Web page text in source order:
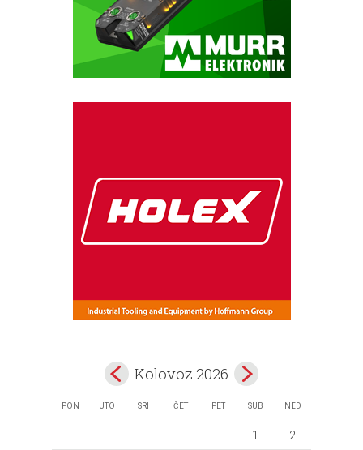
Kolovoz 2026
PON UTO SRI ČET PET SUB NED
1 2